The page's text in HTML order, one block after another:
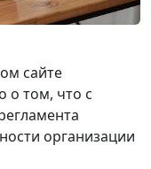
сайте
о том, что с
организации